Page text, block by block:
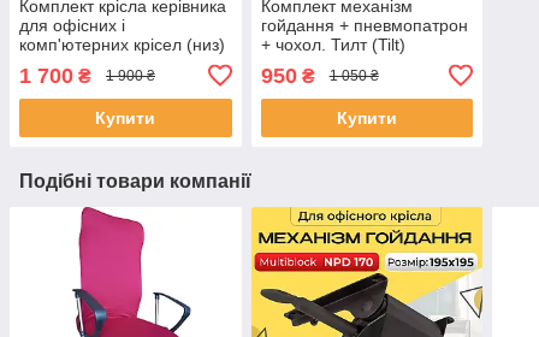
Комплект крісла керівника
для офісних і
комп'ютерних крісел (низ)
Хрестовина, хутро
гойдання
1 700 ₴ 1 900 ₴
Купити
Комплект механізм
гойдання + пневмопатрон
+ чохол. Тилт (Tilt)
крісла Топ-ган
950₴ 1 050 ₴
Купити
Подібні товари компанії